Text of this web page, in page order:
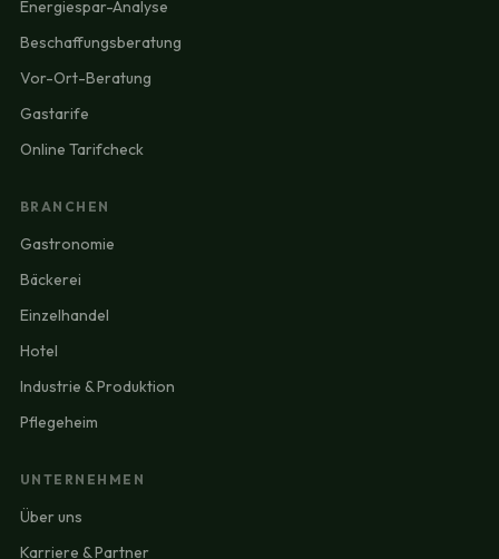
Energiespar-Analyse
Beschaffungsberatung
Vor-Ort-Beratung
Gastarife
Online Tarifcheck
BRANCHEN
Gastronomie
Bäckerei
Einzelhandel
Hotel
Industrie & Produktion
Pflegeheim
UNTERNEHMEN
Über uns
Karriere & Partner